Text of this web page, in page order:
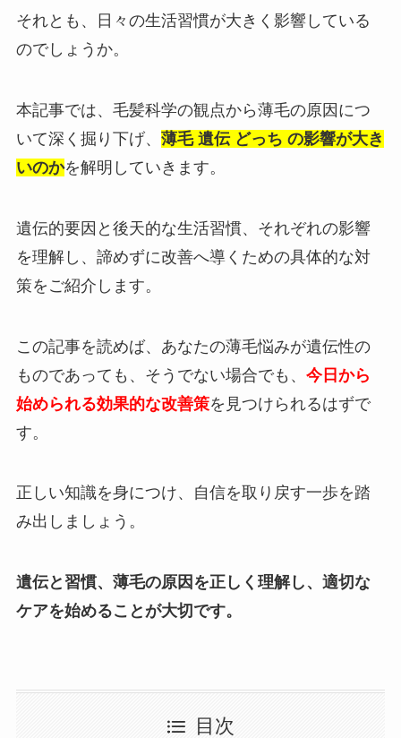
それとも、日々の生活習慣が大きく影響している
のでしょうか。
本記事では、毛髪科学の観点から薄毛の原因につ
いて深く掘り下げ、 薄毛 遺伝 どっち の影響が大き
いのかを解明していきます。
遺伝的要因と後天的な生活習慣、それぞれの影響
を理解し、諦めずに改善へ導くための具体的な対
策をご紹介します。
この記事を読めば、あなたの薄毛悩みが遺伝性の
ものであっても、そうでない場合でも、 今日から
始められる効果的な改善策を見つけられるはずで
す。
正しい知識を身につけ、自信を取り戻す一歩を踏
み出しましょう。
遺伝と習慣、薄毛の原因を正しく理解し、適切な
ケアを始めることが大切です。
目次